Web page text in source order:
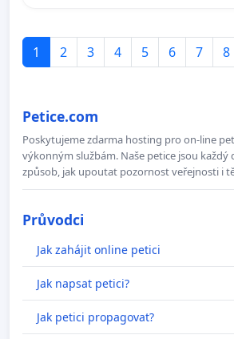
1 2 3 4 5 6 7 8
Petice.com
Poskytujeme zdarma hosting pro on-line
výkonným službám. Naše petice jsou
způsob, jak upoutat pozornost veřejnosti i
Průvodci
Jak zahájit online petici
Jak napsat petici?
Jak petici propagovat?